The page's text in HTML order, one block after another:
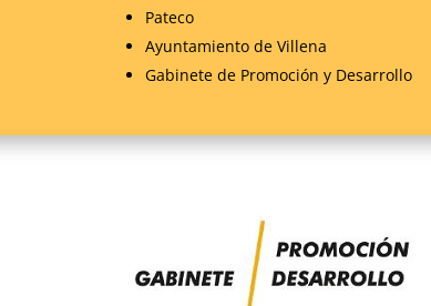
Pateco
Ayuntamiento de Villena
Gabinete de Promoción y Desarrollo